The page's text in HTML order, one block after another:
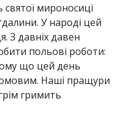
святої мироносиці
У народі цей
З давніх давен
польові роботи:
що цей день
Наші пращури
гримить